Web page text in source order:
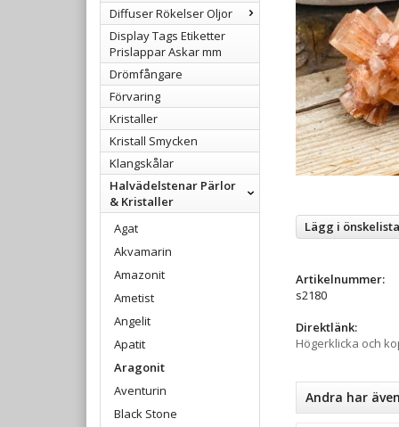
Diffuser Rökelser Oljor
Display Tags Etiketter
Prislappar Askar mm
Drömfångare
Förvaring
Kristaller
Kristall Smycken
Klangskålar
Halvädelstenar Pärlor
& Kristaller
Agat
Akvamarin
Amazonit
Ametist
Angelit
Apatit
Aragonit
Aventurin
Black Stone
Lägg i önskelista
Artikelnummer:
s2180
Direktlänk:
Högerklicka och
Andra har